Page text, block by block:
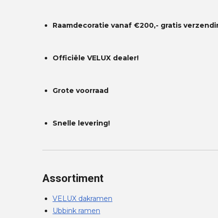
Raamdecoratie vanaf €200,- gratis
Officiële VELUX dealer!
Grote voorraad
Snelle levering!
Assortiment
VELUX dakramen
Ubbink ramen